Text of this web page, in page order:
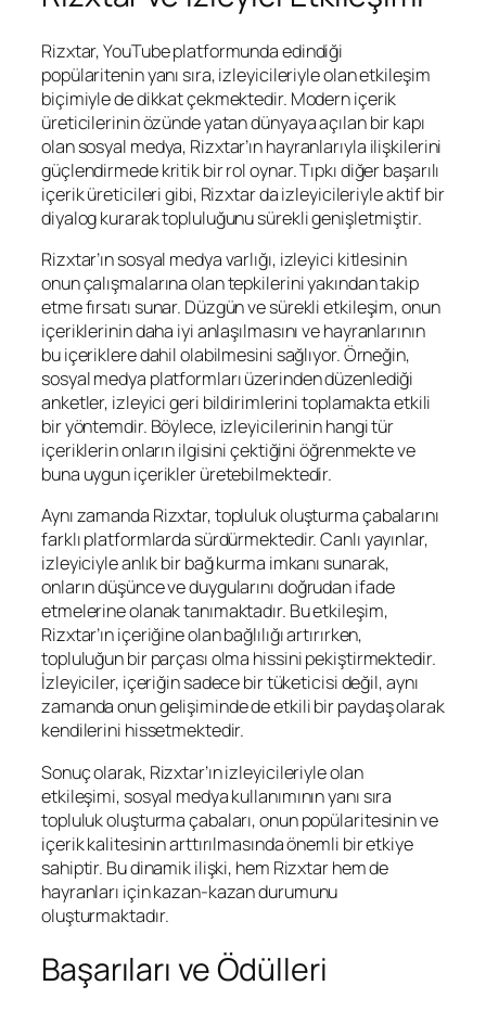
Rizxtar, YouTube platformunda edindiği
popülaritenin yanı sıra, izleyicileriyle olan etkileşim
biçimiyle de dikkat çekmektedir. Modern içerik
üreticilerinin özünde yatan dünyaya açılan bir kapı
olan sosyal medya, Rizxtar’ın hayranlarıyla ilişkilerini
güçlendirmede kritik bir rol oynar. Tıpkı diğer başarılı
içerik üreticileri gibi, Rizxtar da izleyicileriyle aktif bir
diyalog kurarak topluluğunu sürekli genişletmiştir.
Rizxtar’ın sosyal medya varlığı, izleyici kitlesinin
onun çalışmalarına olan tepkilerini yakından takip
etme fırsatı sunar. Düzgün ve sürekli etkileşim, onun
içeriklerinin daha iyi anlaşılmasını ve hayranlarının
bu içeriklere dahil olabilmesini sağlıyor. Örneğin,
sosyal medya platformları üzerinden düzenlediği
anketler, izleyici geri bildirimlerini toplamakta etkili
bir yöntemdir. Böylece, izleyicilerinin hangi tür
içeriklerin onların ilgisini çektiğini öğrenmekte ve
buna uygun içerikler üretebilmektedir.
Aynı zamanda Rizxtar, topluluk oluşturma çabalarını
farklı platformlarda sürdürmektedir. Canlı yayınlar,
izleyiciyle anlık bir bağ kurma imkanı sunarak,
onların düşünce ve duygularını doğrudan ifade
etmelerine olanak tanımaktadır. Bu etkileşim,
Rizxtar’ın içeriğine olan bağlılığı artırırken,
topluluğun bir parçası olma hissini pekiştirmektedir.
İzleyiciler, içeriğin sadece bir tüketicisi değil, aynı
zamanda onun gelişiminde de etkili bir paydaş olarak
kendilerini hissetmektedir.
Sonuç olarak, Rizxtar’ın izleyicileriyle olan
etkileşimi, sosyal medya kullanımının yanı sıra
topluluk oluşturma çabaları, onun popülaritesinin ve
içerik kalitesinin arttırılmasında önemli bir etkiye
sahiptir. Bu dinamik ilişki, hem Rizxtar hem de
hayranları için kazan-kazan durumunu
oluşturmaktadır.
Başarıları ve Ödülleri